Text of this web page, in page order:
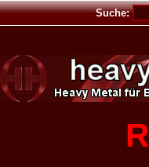
Suche: